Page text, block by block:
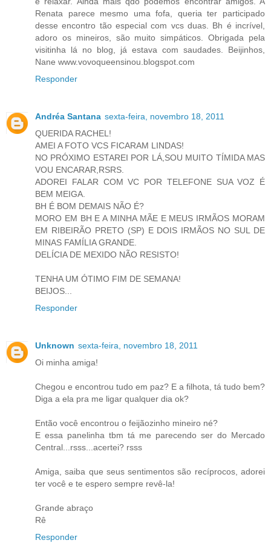
Renata parece mesmo uma fofa, queria ter participado
desse encontro tão especial com vcs duas. Bh é incrível,
adoro os mineiros, são muito simpáticos. Obrigada pela
visitinha lá no blog, já estava com saudades. Beijinhos,
Nane www.vovoqueensinou.blogspot.com
Responder
Andréa Santana sexta-feira, novembro 18, 2011
QUERIDA RACHEL!
AMEI A FOTO VCS FICARAM LINDAS!
NO PRÓXIMO ESTAREI POR LÁ,SOU MUITO TÍMIDA MAS
VOU ENCARAR,RSRS.
ADOREI FALAR COM VC POR TELEFONE SUA VOZ É
BEM MEIGA.
BH É BOM DEMAIS NÃO É?
MORO EM BH E A MINHA MÃE E MEUS IRMÃOS MORAM
EM RIBEIRÃO PRETO (SP) E DOIS IRMÃOS NO SUL DE
MINAS FAMÍLIA GRANDE.
DELÍCIA DE MEXIDO NÃO RESISTO!
TENHA UM ÓTIMO FIM DE SEMANA!
BEIJOS...
Responder
Unknown sexta-feira, novembro 18, 2011
Oi minha amiga!
Chegou e encontrou tudo em paz? E a filhota, tá tudo bem?
Diga a ela pra me ligar qualquer dia ok?
Então você encontrou o feijãozinho mineiro né?
E essa panelinha tbm tá me parecendo ser do Mercado
Central...rsss...acertei? rsss
Amiga, saiba que seus sentimentos são recíprocos, adorei
ter você e te espero sempre revê-la!
Grande abraço
Rê
Responder